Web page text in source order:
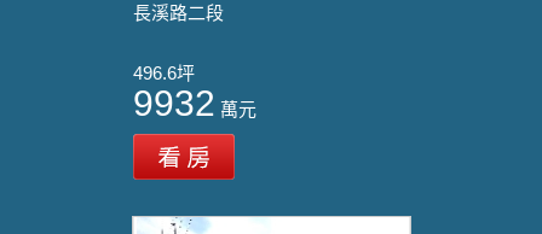
長溪路二段
496.6坪
9932 萬元